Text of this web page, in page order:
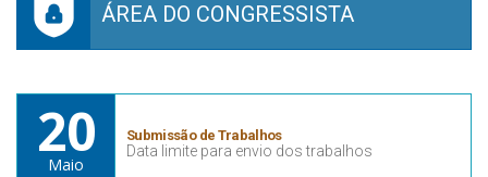
ÁREA DO CONGRESSISTA
20
Maio
Submissão de Trabalhos
Data limite para envio dos trabalhos